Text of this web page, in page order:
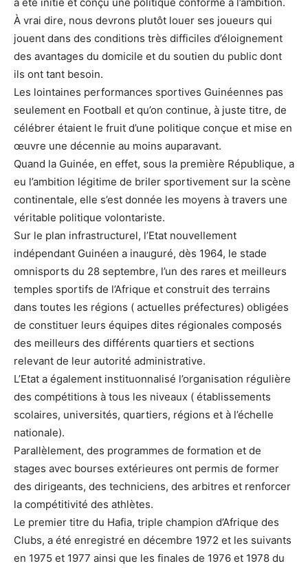
a été initié et conçu une politique conforme à l’ambition.
À vrai dire, nous devrons plutôt louer ses joueurs qui
jouent dans des conditions très difficiles d’éloignement
des avantages du domicile et du soutien du public dont
ils ont tant besoin.
Les lointaines performances sportives Guinéennes pas
seulement en Football et qu’on continue, à juste titre, de
célébrer étaient le fruit d’une politique conçue et mise en
œuvre une décennie au moins auparavant.
Quand la Guinée, en effet, sous la première République, a
eu l’ambition légitime de briler sportivement sur la scène
continentale, elle s’est donnée les moyens à travers une
véritable politique volontariste.
Sur le plan infrastructurel, l’Etat nouvellement
indépendant Guinéen a inauguré, dès 1964, le stade
omnisports du 28 septembre, l’un des rares et meilleurs
temples sportifs de l’Afrique et construit des terrains
dans toutes les régions ( actuelles préfectures) obligées
de constituer leurs équipes dites régionales composés
des meilleurs des différents quartiers et sections
relevant de leur autorité administrative.
L’Etat a également instituonnalisé l’organisation régulière
des compétitions à tous les niveaux ( établissements
scolaires, universités, quartiers, régions et à l’échelle
nationale).
Parallèlement, des programmes de formation et de
stages avec bourses extérieures ont permis de former
des dirigeants, des techniciens, des arbitres et renforcer
la compétitivité des athlètes.
Le premier titre du Hafia, triple champion d’Afrique des
Clubs, a été enregistré en décembre 1972 et les suivants
en 1975 et 1977 ainsi que les finales de 1976 et 1978 du